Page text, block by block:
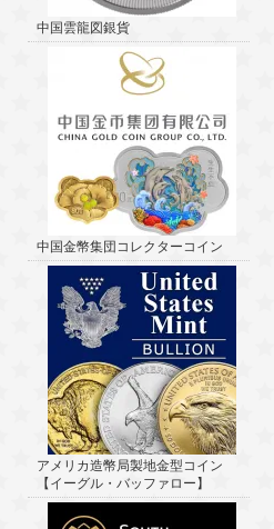
中国雲龍図銀貨
中国金幣集団コレクターコイン
アメリカ造幣局製地金型コイン
【イーグル・バッファロー】